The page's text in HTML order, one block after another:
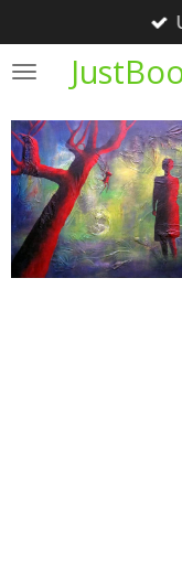
direct
naar
hoofdinhoud